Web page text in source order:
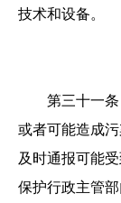
技术和设备。
第三十一
或者可能造成
及时通报可能
保护行政主管